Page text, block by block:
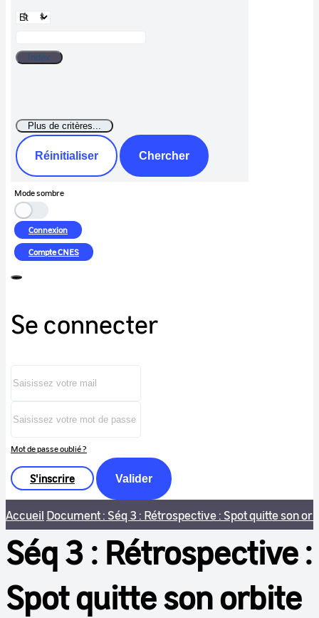
Réinitialiser Chercher
Mode sombre
Connexion
CompteCNES
Se connecter
Mot de passe oublié ?
S'inscrire Valider
Accueil Document : Séq 3 : Rétrospective : Spot quitte son
Séq 3 : Rétrospective :
Spot quitte son orbite